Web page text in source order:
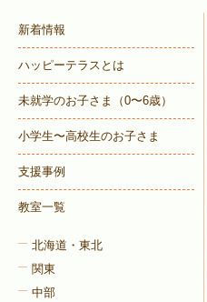
新着情報
ハッピーテラスとは
未就学のお子さま （0〜6歳）
小学生〜高校生のお子さま
支援事例
教室一覧
北海道・東北
関東
中部